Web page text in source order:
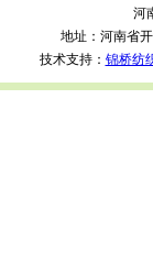
河
地址：河南省
技术支持： 锦桥纺